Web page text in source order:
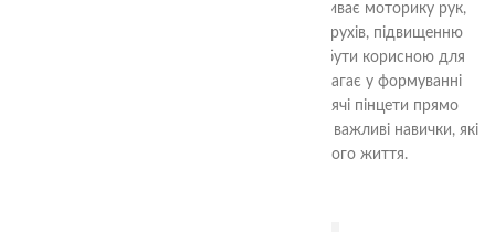
долоньки.Ця навчальна гра не лише розвиває моторику рук,
але і сприяє удосконаленню координації рухів, підвищенню
уваги та концентрації. Вона також може бути корисною для
дітей, які вчаться писати, оскільки допомагає у формуванні
правильного хвату олівця.Замовте ці дитячі пінцети прямо
зараз і допоможіть вашій дитині розвивати важливі навички, які
стануть їй в пригоді протягом усього життя.